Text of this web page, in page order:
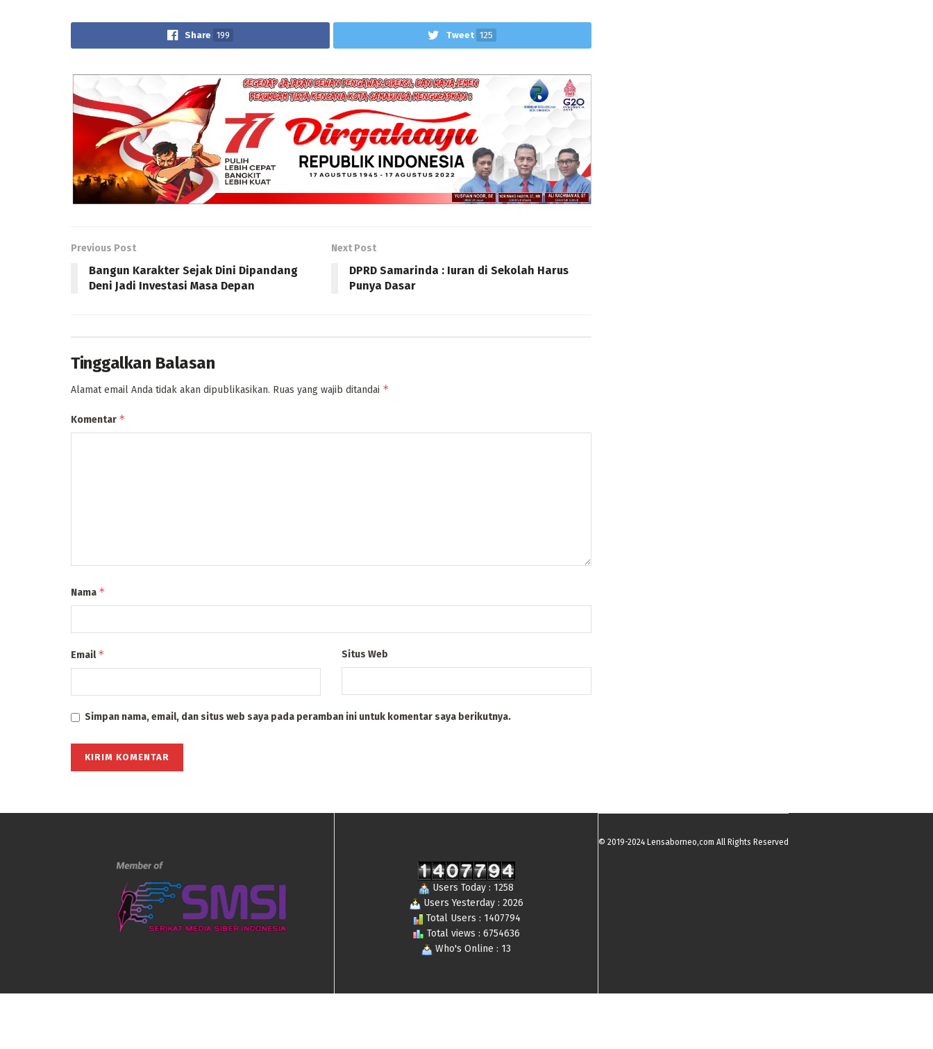
Share 199 Tweet 125
Previous Post
Bangun Karakter Sejak Dini Dipandang
Deni Jadi Investasi Masa Depan
Next Post
DPRD Samarinda : Iuran di Sekolah Harus
Punya Dasar
Tinggalkan Balasan
Alamat email Anda tidak akan dipublikasikan. Ruas yang wajib ditandai *
Komentar *
Nama *
Email* Situs Web
Simpan nama, email, dan situs web saya pada peramban ini untuk komentar saya berikutnya.
Users Today : 1258
Users Yesterday : 2026
Total Users : 1407794
Total views : 6754636
Who's Online : 13
© 2019-2024 Lensaborneo,com All Rights Reserved